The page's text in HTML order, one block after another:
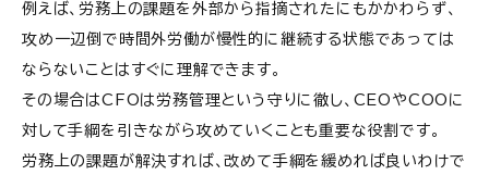
例えば、労務上の課題を外部から指摘されたにもかかわらず、
攻め一辺倒で時間外労働が慢性的に継続する状態であっては
ならないことはすぐに理解できます。
その場合はCFOは労務管理という守りに徹し、CEOやCOOに
対して手綱を引きながら攻めていくことも重要な役割です。
労務上の課題が解決すれば、改めて手綱を緩めれば良いわけで